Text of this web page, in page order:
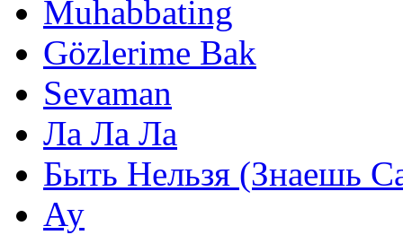
Muhabbating
Gözlerime Bak
Sevaman
Ла Ла Ла
Быть Нельзя (Знаешь
Ау